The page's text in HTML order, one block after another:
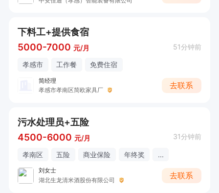
下料工+提供食宿
5000-7000 元/月 51分钟前
孝感市 工作餐 免费住宿
简经理
孝感市孝南区简欧家具厂
去联系
污水处理员+五险
4500-6000 元/月 31分钟前
孝南区 五险 商业保险 年终奖 ...
刘女士
湖北生龙清米酒股份有限公司
去联系